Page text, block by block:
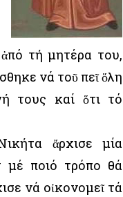
τή μητέρα του,
νά τοῦ πεῖ ὅλη
τους καί ὅτι τό
ἄρχισε μία
μέ ποιό τρόπο θά
νά οἰκονομεῖ τά